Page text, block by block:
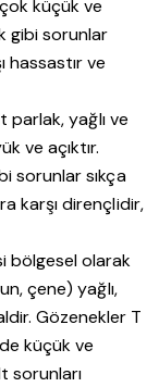
küçük ve
gibi sorunlar
hassastır ve
parlak, yağlı ve
ve açıktır.
sorunlar sıkça
karşı dirençlidir,
bölgesel olarak
çene) yağlı,
Gözenekler T
küçük ve
sorunları